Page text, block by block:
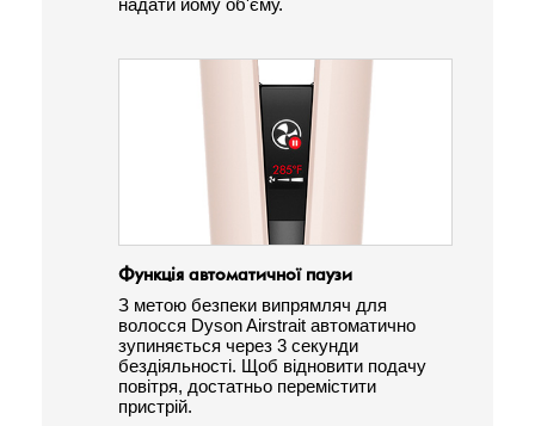
надати йому об'єму.
Функція автоматичної паузи
З метою безпеки випрямляч для
волосся Dyson Airstrait автоматично
зупиняється через 3 секунди
бездіяльності. Щоб відновити подачу
повітря, достатньо перемістити
пристрій.